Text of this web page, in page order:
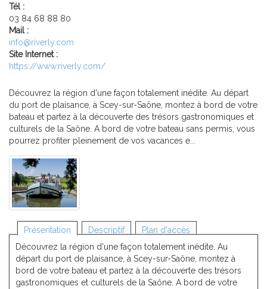
Tél :
03 84 68 88 80
Mail :
info@riverly.com
Site Internet :
https://www.riverly.com/
Découvrez la région d'une façon totalement inédite. Au départ
du port de plaisance, à Scey-sur-Saône, montez à bord de votre
bateau et partez à la découverte des trésors gastronomiques et
culturels de la Saône. A bord de votre bateau sans permis, vous
pourrez profiter pleinement de vos vacances e...
Présentation Descriptif
Plan d'accès
Découvrez la région d'une façon totalement inédite. Au
départ du port de plaisance, à Scey-sur-Saône, montez à
bord de votre bateau et partez à la découverte des trésors
gastronomiques et culturels de la Saône. A bord de votre